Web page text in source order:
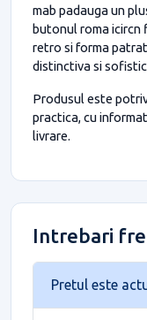
mab padauga un
butonul roma icircn
retro si forma
distinctiva si sofistic
Produsul este
practica, cu
livrare.
Intrebari
Pretul este